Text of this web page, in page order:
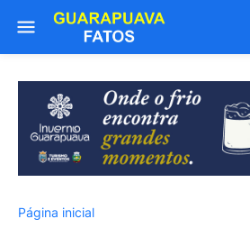
Página inicial